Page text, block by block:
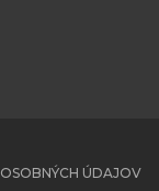
ÚDAJOV